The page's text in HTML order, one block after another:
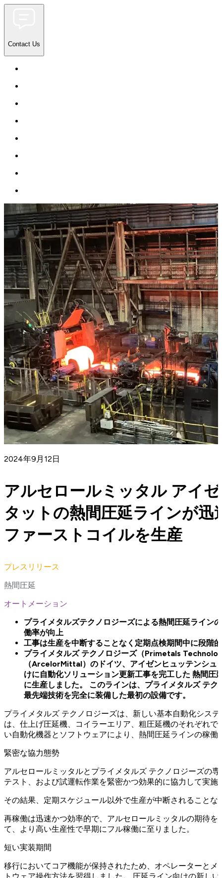
Contact Us
2024年9月12日
アルセロールミッタル アイ
タットの熱間圧延ラインが迅
ファーストコイルを生産
プレスリリース
熱間圧延
オートメーション
プライメタルズテクノロジーズによる熱間圧延ライン
働率が向上
工事は生産を中断することなく定期点検期間中に段階
プライメタルズ テクノロジーズ（Primetals
（ArcelorMittal）のドイツ、アイゼンヒュッテンシ
けに自動化ソリューション更新工事を完工した 熱間圧
に生産しました。 このラインは、プライメタルズ テ
最先端技術を完全に装備した最初の設備です。
プライメタルズ テクノロジーズは、新しい基本自動化シス
は、仕上げ圧延機、コイラーエリア、粗圧延機のそれぞれ
い自動化機器とソフトウェアにより、熱間圧延ラインの稼働
緊密な協力態勢
アルセロールミッタルとプライメタルズ テクノロジーズの
テスト、および試運転作業を緊密かつ効果的に協力して実施
その結果、定期スケジュール以外で生産が中断されること
再稼働は迅速かつ効率的で、アルセロールミッタルの期待
て、より高い生産性で早期にフル稼働に至りました。
短い実装期間
移行においてコア機能が保持されたため、オペレーターと